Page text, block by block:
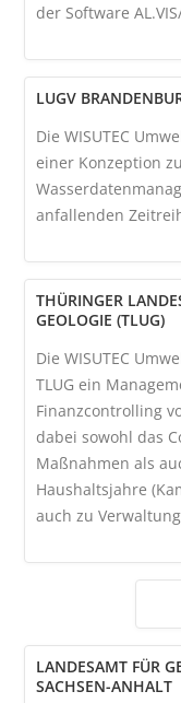
der Software
LUGV
Die WISUTEC
einer Konzeption
anfallenden
THÜRINGER
GEOLOGIE (TLUG)
Die WISUTEC
TLUG ein
Finanzcontrolling
dabei sowohl das
Maßnahmen als
Haushaltsjahre
auch zu
LANDESAMT FÜR
SACHSEN-ANHALT